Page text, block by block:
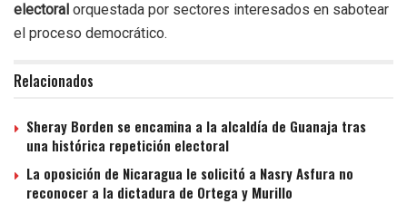
electoral orquestada por sectores interesados en sabotear
el proceso democrático.
Relacionados
Sheray Borden se encamina a la alcaldía de Guanaja tras
una histórica repetición electoral
La oposición de Nicaragua le solicitó a Nasry Asfura no
reconocer a la dictadura de Ortega y Murillo